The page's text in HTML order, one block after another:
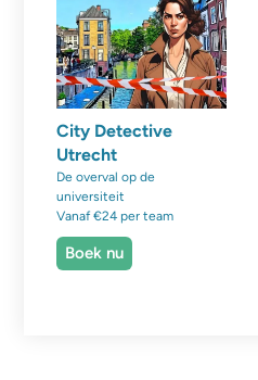
City Detective
Utrecht
De overval op de
universiteit
Vanaf €24 per team
Boek nu